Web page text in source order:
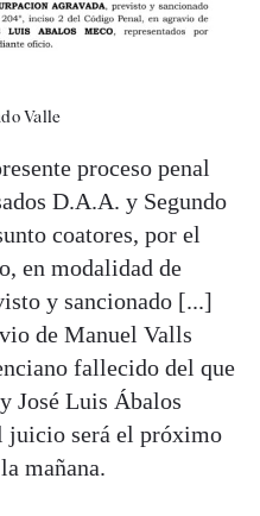
Valle
proceso penal
D.A.A. y Segundo
coatores, por el
en modalidad de
y sancionado [...]
de Manuel Valls
fallecido del que
José Luis Ábalos
juicio será el próximo
mañana.